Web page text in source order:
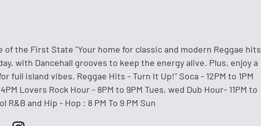
of the First State "Your home for classic and modern Reggae hits
with Dancehall grooves to keep the energy alive. Plus, enjoy a
full island vibes. Reggae Hits - Turn It Up!" Soca - 12PM to 1PM
Lovers Rock Hour - 8PM to 9PM Tues, wed Dub Hour- 11PM to
R&B and Hip - Hop : 8 PM To 9 PM Sun